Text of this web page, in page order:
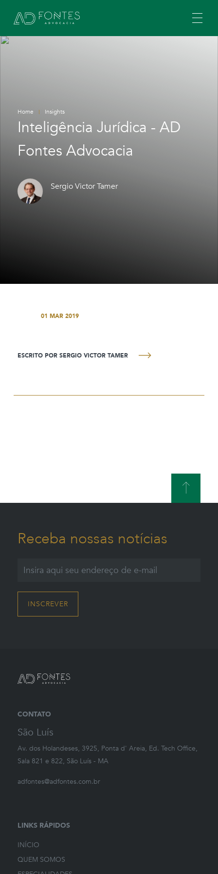
Home Insights
Inteligência Jurídica - AD
Fontes Advocacia
Sergio Victor Tamer
01 MAR 2019
ESCRITO POR SERGIO VICTOR TAMER
Receba nossas notícias
LINKS RÁPIDOS
INÍCIO
QUEM SOMOS
CONTATO
São Luís
Av. dos Holandeses, 3925, Ponta d' Areia, Ed. Tech Office,
Sala 821 e 822, São Luís - MA
adfontes@adfontes.com.br